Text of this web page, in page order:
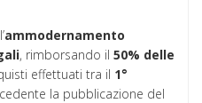
ammodernamento
, rimborsando il 50% delle
effettuati tra il 1°
la pubblicazione del